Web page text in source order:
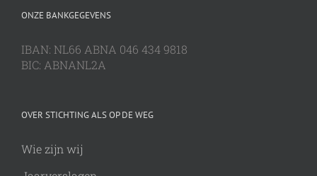
ONZE BANKGEGEVENS
IBAN: NL66 ABNA 046 434 9818
BIC: ABNANL2A
OVER STICHTING ALS OP DE WEG
Wie zijn wij